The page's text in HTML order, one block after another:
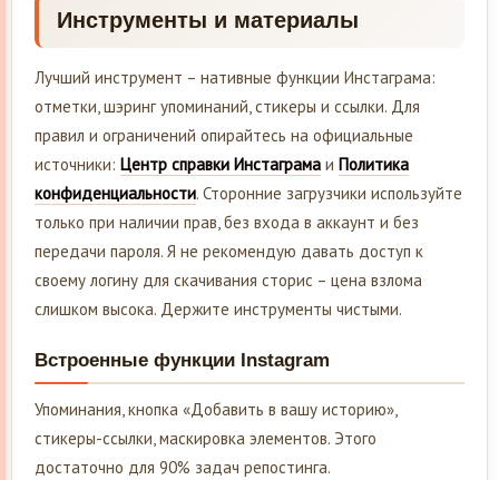
Инструменты и материалы
Лучший инструмент – нативные функции Инстаграма:
отметки, шэринг упоминаний, стикеры и ссылки. Для
правил и ограничений опирайтесь на официальные
источники: Центр справки Инстаграма и Политика
конфиденциальности. Сторонние загрузчики используйте
только при наличии прав, без входа в аккаунт и без
передачи пароля. Я не рекомендую давать доступ к
своему логину для скачивания сторис – цена взлома
слишком высока. Держите инструменты чистыми.
Встроенные функции Instagram
Упоминания, кнопка «Добавить в вашу историю»,
стикеры-ссылки, маскировка элементов. Этого
достаточно для 90% задач репостинга.